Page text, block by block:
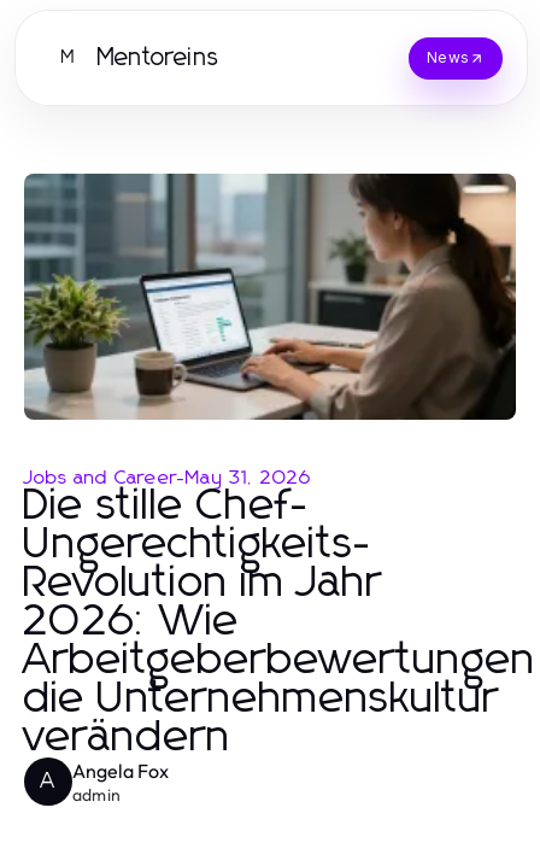
M Mentoreins News
Jobs and Career-May 31, 2026
Die stille Chef-
Ungerechtigkeits-
Revolution im Jahr
2026: Wie
Arbeitgeberbewertungen
die Unternehmenskultur
verändern
A Angela Fox
admin